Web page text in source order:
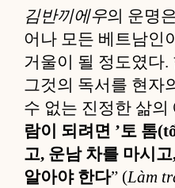
김반끼에우의 운명
어나 모든 베트남인
거울이 될 정도였다.
그것의 독서를 현자
수 없는 진정한 삶의
람이 되려면 ’토 톰
고, 운남 차를 마시
알아야 한다” (Làm